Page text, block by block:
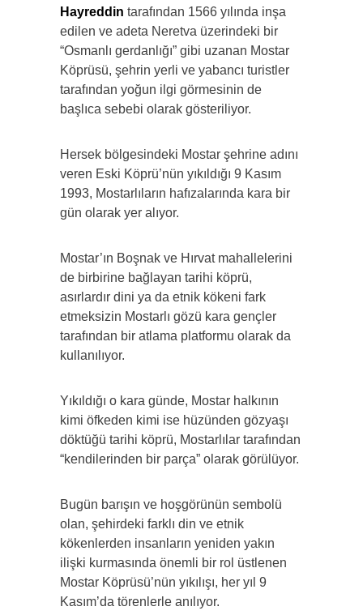
Hayreddin tarafından 1566 yılında inşa
edilen ve adeta Neretva üzerindeki bir
“Osmanlı gerdanlığı” gibi uzanan Mostar
Köprüsü, şehrin yerli ve yabancı turistler
tarafından yoğun ilgi görmesinin de
başlıca sebebi olarak gösteriliyor.
Hersek bölgesindeki Mostar şehrine adını
veren Eski Köprü’nün yıkıldığı 9 Kasım
1993, Mostarlıların hafızalarında kara bir
gün olarak yer alıyor.
Mostar’ın Boşnak ve Hırvat mahallelerini
de birbirine bağlayan tarihi köprü,
asırlardır dini ya da etnik kökeni fark
etmeksizin Mostarlı gözü kara gençler
tarafından bir atlama platformu olarak da
kullanılıyor.
Yıkıldığı o kara günde, Mostar halkının
kimi öfkeden kimi ise hüzünden gözyaşı
döktüğü tarihi köprü, Mostarlılar tarafından
“kendilerinden bir parça” olarak görülüyor.
Bugün barışın ve hoşgörünün sembolü
olan, şehirdeki farklı din ve etnik
kökenlerden insanların yeniden yakın
ilişki kurmasında önemli bir rol üstlenen
Mostar Köprüsü’nün yıkılışı, her yıl 9
Kasım’da törenlerle anılıyor.